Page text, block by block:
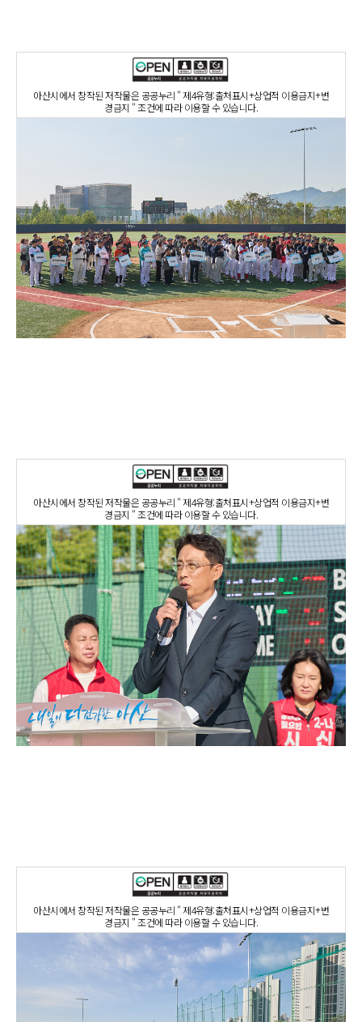
아산시에서 창작된 저작물은 공공누리 " 제4유형:출처표시+상업적 이용금지+변
경금지 " 조건에 따라 이용할 수 있습니다.
아산시에서 창작된 저작물은 공공누리 " 제4유형:출처표시+상업적 이용금지+변
경금지 " 조건에 따라 이용할 수 있습니다.
아산시에서 창작된 저작물은 공공누리 " 제4유형:출처표시+상업적 이용금지+변
경금지 " 조건에 따라 이용할 수 있습니다.